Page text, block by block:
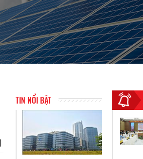
TIN NỔI BẬT